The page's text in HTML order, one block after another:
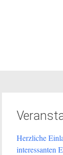
Herzliche
interessanten